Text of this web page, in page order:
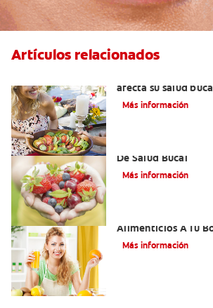
Artículos relacionados
afecta su salud
Más información
De Salud Bucal
Más información
Alimenticios A Tu
Más información